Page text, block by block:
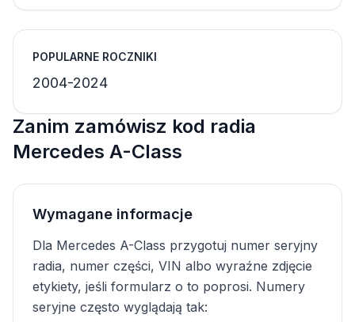
POPULARNE ROCZNIKI
2004-2024
Zanim zamówisz kod radia
Mercedes A-Class
Wymagane informacje
Dla Mercedes A-Class przygotuj numer seryjny
radia, numer części, VIN albo wyraźne zdjęcie
etykiety, jeśli formularz o to poprosi. Numery
seryjne często wyglądają tak: